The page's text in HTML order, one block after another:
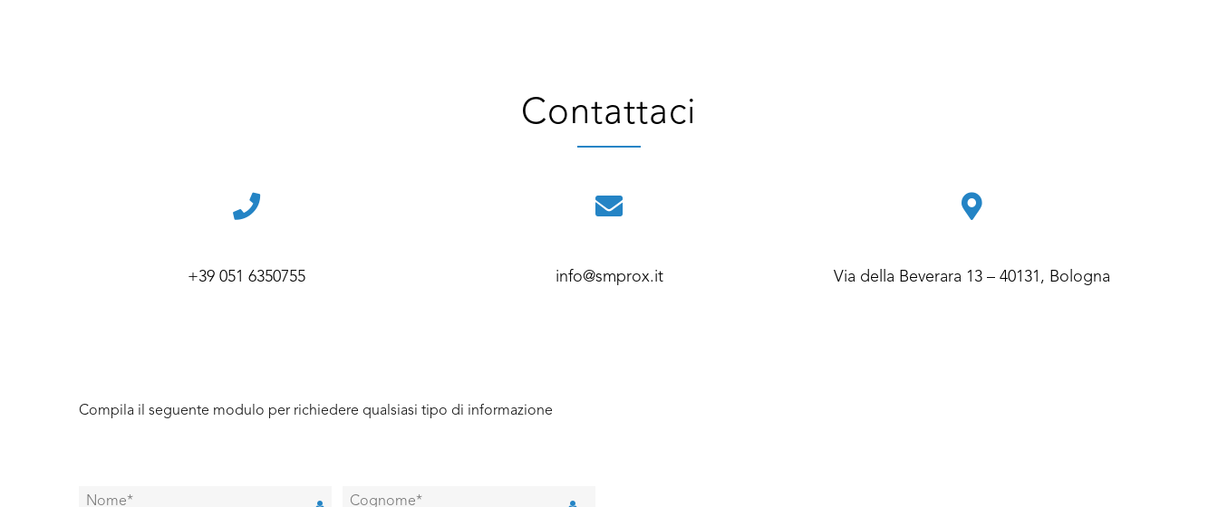
Contattaci
+39 051 6350755 info@smprox.it Via della Beverara 13 – 40131, Bologna
Compila il seguente modulo per richiedere qualsiasi tipo di informazione